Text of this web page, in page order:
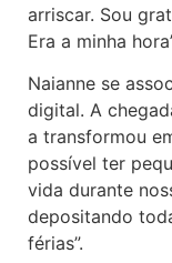
arriscar. Sou
Era a minha
Naianne se
digital. A
a transformou
possível ter
vida durante
depositando
férias”.